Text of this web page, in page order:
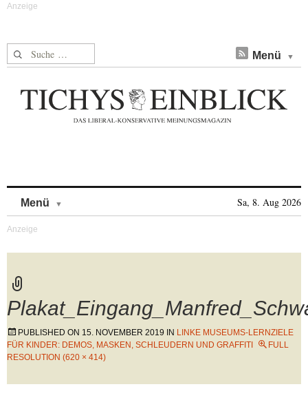
Suche nach: Menü
Menü Sa, 8. Aug 2026
PUBLISHED ON 15. NOVEMBER 2019 IN LINKE MUSEUMS-LERNZIELE
FÜR KINDER: DEMOS, MASKEN, SCHLEUDERN UND GRAFFITI
FULL
RESOLUTION (620 × 414)